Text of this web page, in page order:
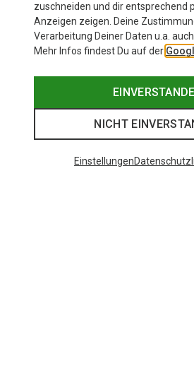
zuschneiden und dir entsprechend
Anzeigen zeigen. Deine
Verarbeitung Deiner Daten u.a. auch
Mehr Infos findest Du auf der
NICHT
EinstellungenDatenschutz